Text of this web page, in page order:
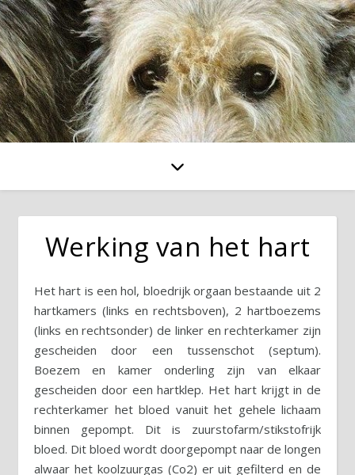
Werking van het hart
Het hart is een hol, bloedrijk orgaan bestaande uit 2
hartkamers (links en rechtsboven), 2 hartboezems
(links en rechtsonder) de linker en rechterkamer zijn
gescheiden door een tussenschot (septum).
Boezem en kamer onderling zijn van elkaar
gescheiden door een hartklep. Het hart krijgt in de
rechterkamer het bloed vanuit het gehele lichaam
binnen gepompt. Dit is zuurstofarm/stikstofrijk
bloed. Dit bloed wordt doorgepompt naar de longen
alwaar het koolzuurgas (Co2) er uit gefilterd en de